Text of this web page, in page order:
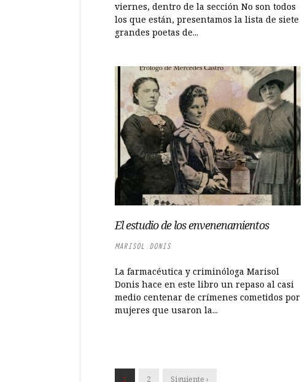
viernes, dentro de la sección No son todos
los que están, presentamos la lista de siete
grandes poetas de...
El estudio de los envenenamientos
MARISOL DONIS
La farmacéutica y criminóloga Marisol
Donis hace en este libro un repaso al casi
medio centenar de crímenes cometidos por
mujeres que usaron la...
1 2 Siguiente ›